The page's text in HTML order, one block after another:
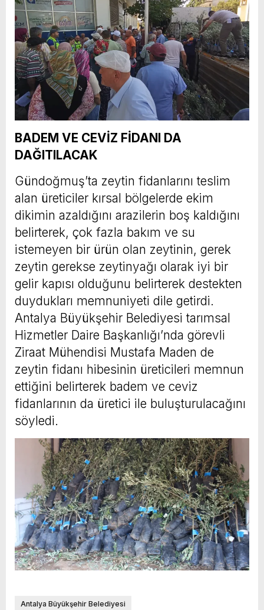
BADEM VE CEVİZ FİDANI DA
DAĞITILACAK
Gündoğmuş’ta zeytin fidanlarını teslim
alan üreticiler kırsal bölgelerde ekim
dikimin azaldığını arazilerin boş kaldığını
belirterek, çok fazla bakım ve su
istemeyen bir ürün olan zeytinin, gerek
zeytin gerekse zeytinyağı olarak iyi bir
gelir kapısı olduğunu belirterek destekten
duydukları memnuniyeti dile getirdi.
Antalya Büyükşehir Belediyesi tarımsal
Hizmetler Daire Başkanlığı’nda görevli
Ziraat Mühendisi Mustafa Maden de
zeytin fidanı hibesinin üreticileri memnun
ettiğini belirterek badem ve ceviz
fidanlarının da üretici ile buluşturulacağını
söyledi.
Antalya Büyükşehir Belediyesi